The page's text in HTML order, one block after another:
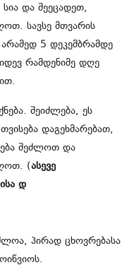
და შეეცადეთ,
სავსე მთვარის
5 დეკემბრამდე
რამდენიმე დღე
შეიძლება, ეს
დაგეხმარებათ,
შეძლოთ და
(ასევე
დ
პირად ცხოვრებასა